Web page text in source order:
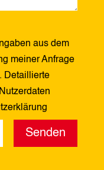
aus dem
meiner Anfrage
Detaillierte
Senden